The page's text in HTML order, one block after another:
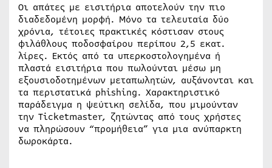
Οι απάτες με εισιτήρια αποτελούν την πιο
διαδεδομένη μορφή. Μόνο τα τελευταία δύο
χρόνια, τέτοιες πρακτικές κόστισαν στους
φιλάθλους ποδοσφαίρου περίπου 2,5 εκατ.
λίρες. Εκτός από τα υπερκοστολογημένα ή
πλαστά εισιτήρια που πωλούνται μέσω μη
εξουσιοδοτημένων μεταπωλητών, αυξάνονται και
τα περιστατικά phishing. Χαρακτηριστικό
παράδειγμα η ψεύτικη σελίδα, που μιμούνταν
την Ticketmaster, ζητώντας από τους χρήστες
να πληρώσουν “προμήθεια” για μια ανύπαρκτη
δωροκάρτα.